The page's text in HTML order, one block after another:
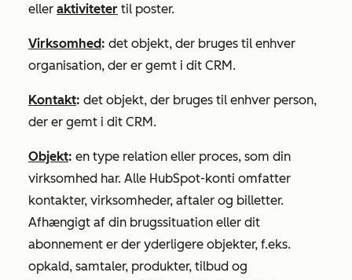
eller aktiviteter til poster.
Virksomhed: det objekt, der bruges til enhver
organisation, der er gemt i dit CRM.
Kontakt: det objekt, der bruges til enhver person,
der er gemt i dit CRM.
Objekt: en type relation eller proces, som din
virksomhed har. Alle HubSpot-konti omfatter
kontakter, virksomheder, aftaler og billetter.
Afhængigt af din brugssituation eller dit
abonnement er der yderligere objekter, f.eks.
opkald, samtaler, produkter, tilbud og